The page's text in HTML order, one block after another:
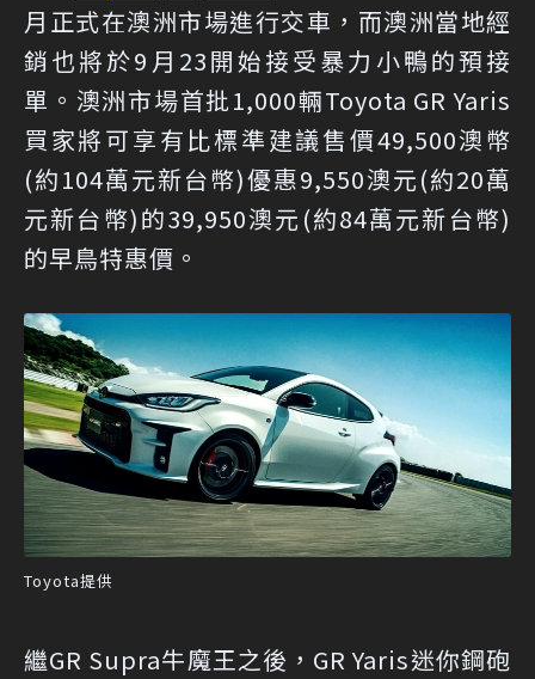
月正式在澳洲市場進行交車，而澳洲當地經
銷也將於9月23開始接受暴力小鴨的預接
單。澳洲市場首批1,000輛Toyota GR Yaris
買家將可享有比標準建議售價49,500澳幣
(約104萬元新台幣)優惠9,550澳元(約20萬
元新台幣)的39,950澳元(約84萬元新台幣)
的早鳥特惠價。
Toyota提供
繼GR Supra牛魔王之後，GR Yaris迷你鋼砲